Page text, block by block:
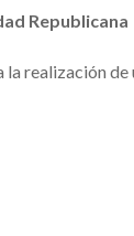
Republicana
realización